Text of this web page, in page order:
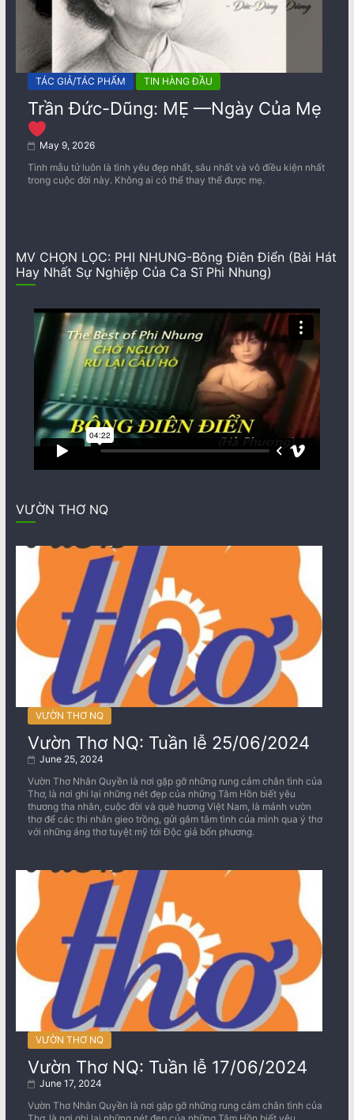
TÁC GIẢ/TÁC PHẨM TIN HÀNG ĐẦU
Trần Đức-Dũng: MẸ —Ngày Của Mẹ
May 9, 2026
Tình mẫu tử luôn là tình yêu đẹp nhất, sâu nhất và vô điều kiện nhất
trong cuộc đời này. Không ai có thể thay thế được mẹ.
MV CHỌN LỌC: PHI NHUNG-Bông Điên Điển (Bài Hát
Hay Nhất Sự Nghiệp Của Ca Sĩ Phi Nhung)
VƯỜN THƠ NQ
VƯỜN THƠ NQ
Vườn Thơ NQ: Tuần lễ 25/06/2024
June 25, 2024
Vườn Thơ Nhân Quyền là nơi gặp gỡ những rung cảm chân tình của
Thơ, là nơi ghi lại những nét đẹp của những Tâm Hồn biết yêu
thương tha nhân, cuộc đời và quê hương Việt Nam, là mảnh vườn
thơ để các thi nhân gieo trồng, gửi gắm tâm tình của mình qua ý thơ
với những áng thơ tuyệt mỹ tới Độc giả bốn phương.
VƯỜN THƠ NQ
Vườn Thơ NQ: Tuần lễ 17/06/2024
June 17, 2024
Vườn Thơ Nhân Quyền là nơi gặp gỡ những rung cảm chân tình của